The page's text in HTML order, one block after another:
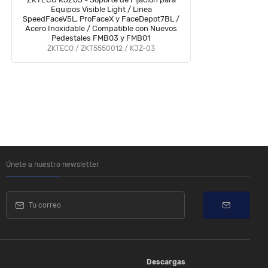
Equipos Visible Light / Linea
SpeedFaceV5L, ProFaceX y FaceDepot7BL /
Acero Inoxidable / Compatible con Nuevos
Pedestales FMB03 y FMB01
ZKTECO / ZKT5550012 / KJZ-03
Únete a nuestro newsletter
Descargas